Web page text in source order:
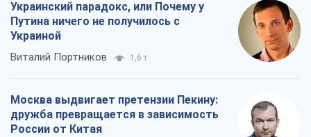
Украинский парадокс, или Почему у
Путина ничего не получилось с
Украиной
Виталий Портников 1,6 т.
Москва выдвигает претензии Пекину:
дружба превращается в зависимость
России от Китая